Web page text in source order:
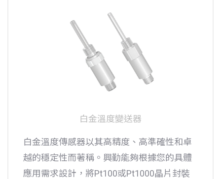
白金溫度變送器
白金溫度傳感器以其高精度、高準確性和卓
越的穩定性而著稱。興勤能夠根據您的具體
應用需求設計，將Pt100或Pt1000晶片封裝